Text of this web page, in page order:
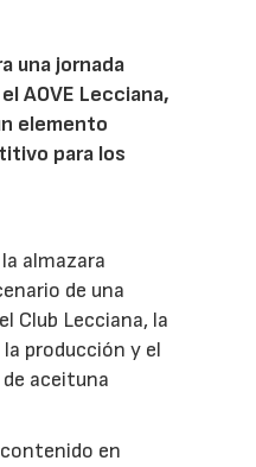
una jornada
AOVE Lecciana,
elemento
para los
almazara
de una
Club Lecciana, la
producción y el
aceituna
en